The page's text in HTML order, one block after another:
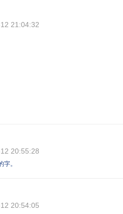
21:04:32
20:55:28
字。
20:54:05